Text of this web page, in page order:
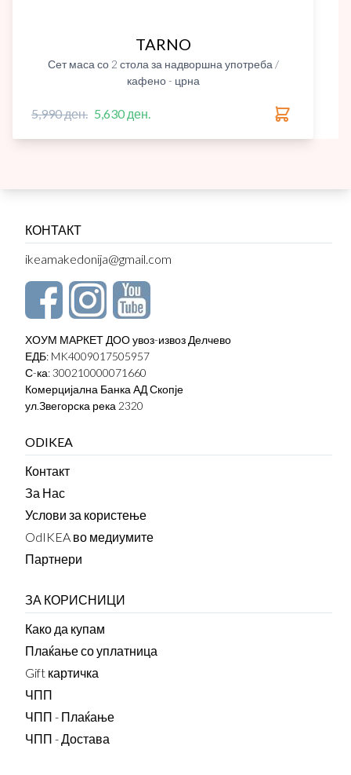
TARNO
Сет маса со 2 стола за надворшна употреба /
кафено - црна
5,990 ден. 5,630 ден.
КОНТАКТ
ikeamakedonija@gmail.com
ХОУМ МАРКЕТ ДОО увоз-извоз Делчево
ЕДБ: MK4009017505957
С-ка: 300210000071660
Комерцијална Банка АД Скопје
ул.Звегорска река 2320
ODIKEA
Контакт
За Нас
Услови за користење
OdIKEA во медиумите
Партнери
ЗА КОРИСНИЦИ
Како да купам
Плаќање со уплатница
Gift картичка
ЧПП
ЧПП - Плаќање
ЧПП - Достава